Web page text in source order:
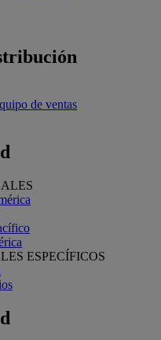
de ventas
ESPECÍFICOS